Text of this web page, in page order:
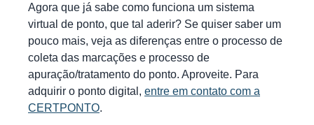
Agora que já sabe como funciona um sistema
virtual de ponto, que tal aderir? Se quiser saber um
pouco mais, veja as diferenças entre o processo de
coleta das marcações e processo de
apuração/tratamento do ponto. Aproveite. Para
adquirir o ponto digital, entre em contato com a
CERTPONTO.